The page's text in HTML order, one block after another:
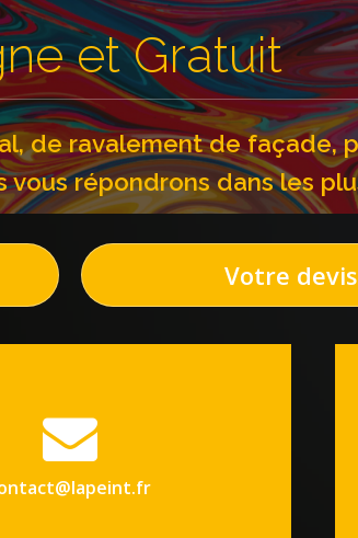
et Gratuit
de ravalement de façade,
répondrons dans les
Votre